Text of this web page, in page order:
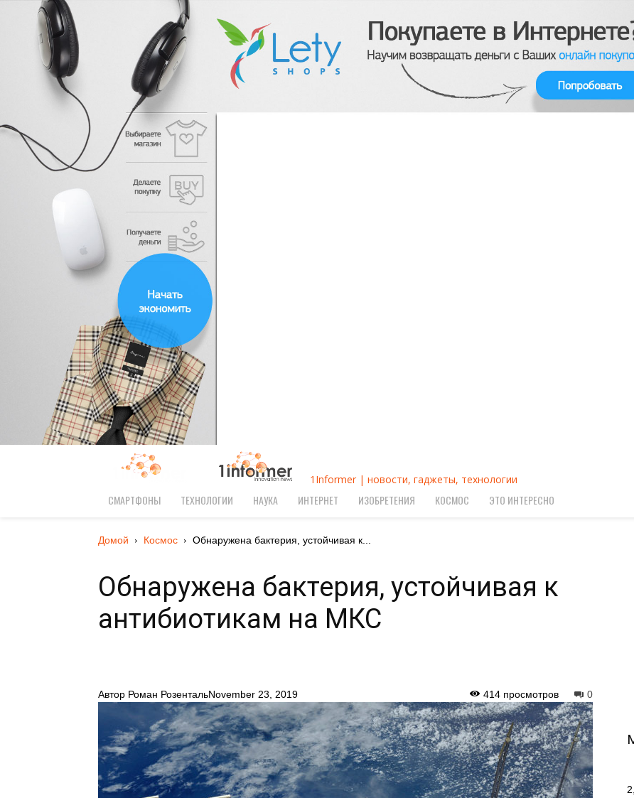
1Informer | новости, гаджеты, технологии
СМАРТФОНЫ ТЕХНОЛОГИИ НАУКА ИНТЕРНЕТ ИЗОБРЕТЕНИЯ КОСМОС ЭТО ИНТЕРЕСНО
Домой Космос Обнаружена бактерия, устойчивая к...
Обнаружена бактерия, устойчивая к
антибиотикам на МКС
Автор Роман РозентальNovember 23, 2019 0
414 просмотров